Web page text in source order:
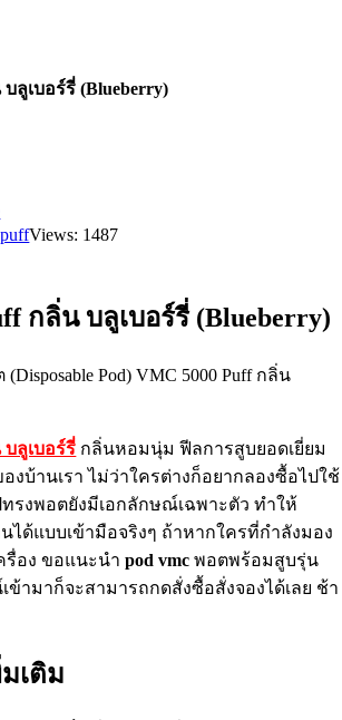
ลูเบอร์รี่ (Blueberry)
Views: 1487
กลิ่น บลูเบอร์รี่ (Blueberry)
Pod) VMC 5000 Puff กลิ่น
บลูเบอร์รี่ กลิ่นหอมนุ่ม ฟีลการสูบยอดเยี่ยม
งบ้านเรา ไม่ว่าใครต่างก็อยากลองซื้อไปใช้
รงพอตยังมีเอกลักษณ์เฉพาะตัว ทำให้
ได้แบบเข้ามือจริงๆ ถ้าหากใครที่กำลังมอง
รื่อง ขอแนะนำpod vmc พอตพร้อมสูบรุ่น
ามาก็จะสามารถกดสั่งซื้อสั่งจองได้เลย ช้า
เติม